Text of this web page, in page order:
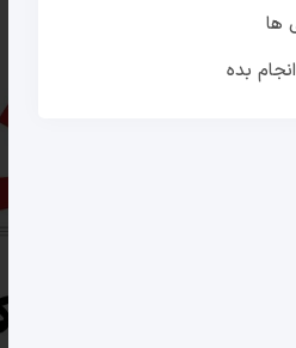
ها
بده